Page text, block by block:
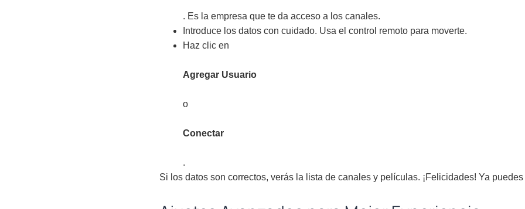
. Es la empresa que te da acceso a los canales.
Introduce los datos con cuidado. Usa el control remoto para moverte.
Haz clic en
Agregar Usuario
o
Conectar
.
Si los datos son correctos, verás la lista de canales y películas. ¡Felicidades! Ya